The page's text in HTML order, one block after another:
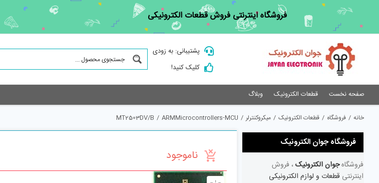
content
فروشگاه اینترنتی فروش قطعات الکترونیکی
پشتیبانی: به زودی
کلیک کنید!
صفحه نخست قطعات الکترونیک وبلاگ
خانه / فروشگاه / قطعات الکترونیک / میکروکنترلر /
ARMMicrocontrollers-MCU
/
MT2503DV/B
ناموجود
فروشگاه جوان الکترونیک
فروشگاهجوان الکترونیک ، فروش
اینترنتی قطعات و لوازم الکترونیکی